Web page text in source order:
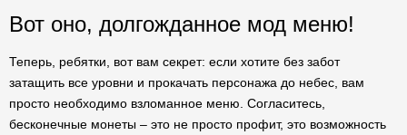
Вот оно, долгожданное мод меню!
Теперь, ребятки, вот вам секрет: если хотите без забот
затащить все уровни и прокачать персонажа до небес, вам
просто необходимо взломанное меню. Согласитесь,
бесконечные монеты – это не просто профит, это возможность